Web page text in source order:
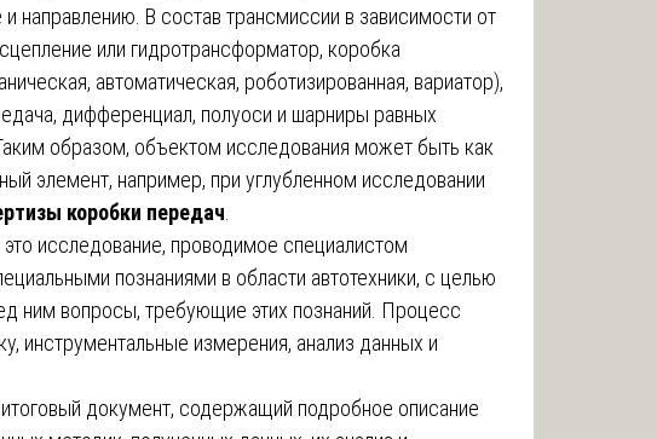
направлению. В состав трансмиссии в зависимости от
или гидротрансформатор, коробка
автоматическая, роботизированная, вариатор),
дифференциал, полуоси и шарниры равных
образом, объектом исследования может быть как
элемент, например, при углубленном исследовании
коробки передач
исследование, проводимое специалистом
познаниями в области автотехники, с целью
ним вопросы, требующие этих познаний. Процесс
инструментальные измерения, анализ данных и
документ, содержащий подробное описание